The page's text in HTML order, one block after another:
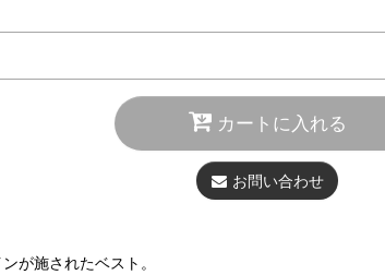
カートに入れる
お問い合わせ
が施されたベスト。